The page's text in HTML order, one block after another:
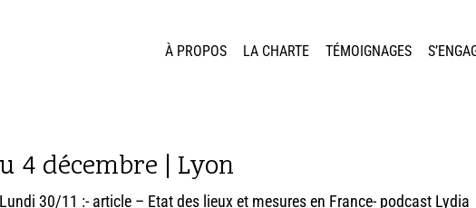
À PROPOS LA CHARTE TÉMOIGNAGES
4 décembre | Lyon
30/11 :- article – Etat des lieux et mesures en France- podcast Lydia